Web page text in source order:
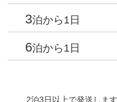
3泊から1日
6泊から1日
2泊3日以上で発送しま